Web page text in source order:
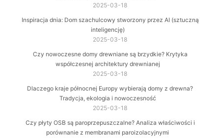
2025-03-18
Inspiracja dnia: Dom szachulcowy stworzony przez AI (sztuczną
inteligencję)
2025-03-18
Czy nowoczesne domy drewniane są brzydkie? Krytyka
współczesnej architektury drewnianej
2025-03-18
Dlaczego kraje północnej Europy wybierają domy z drewna?
Tradycja, ekologia i nowoczesność
2025-03-18
Czy płyty OSB są paroprzepuszczalne? Analiza właściwości i
porównanie z membranami paroizolacyjnymi